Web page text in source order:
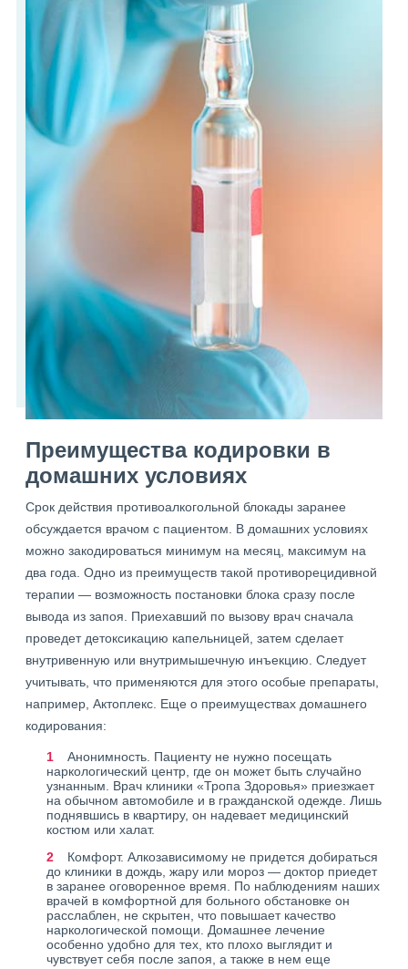
Преимущества кодировки в
домашних условиях
Срок действия противоалкогольной блокады заранее
обсуждается врачом с пациентом. В домашних условиях
можно закодироваться минимум на месяц, максимум на
два года. Одно из преимуществ такой противорецидивной
терапии — возможность постановки блока сразу после
вывода из запоя. Приехавший по вызову врач сначала
проведет детоксикацию капельницей, затем сделает
внутривенную или внутримышечную инъекцию. Следует
учитывать, что применяются для этого особые препараты,
например, Актоплекс. Еще о преимуществах домашнего
кодирования:
Анонимность. Пациенту не нужно посещать
наркологический центр, где он может быть случайно
узнанным. Врач клиники «Тропа Здоровья» приезжает
на обычном автомобиле и в гражданской одежде. Лишь
поднявшись в квартиру, он надевает медицинский
костюм или халат.
Комфорт. Алкозависимому не придется добираться
до клиники в дождь, жару или мороз — доктор приедет
в заранее оговоренное время. По наблюдениям наших
врачей в комфортной для больного обстановке он
расслаблен, не скрытен, что повышает качество
наркологической помощи. Домашнее лечение
особенно удобно для тех, кто плохо выглядит и
чувствует себя после запоя, а также в нем еще